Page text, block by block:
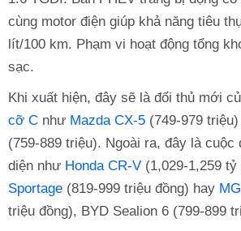
cùng motor điện giúp khả năng tiêu
lít/100 km. Phạm vi hoạt động tổng
sạc.
Khi xuất hiện, đây sẽ là đối thủ mới
cỡ C như Mazda CX-5 (749-979
(759-889 triệu). Ngoài ra, đây là cuộc
diện như Honda CR-V (1,029-1,259 tỷ
Sportage (819-999 triệu đồng) hay
triệu đồng), BYD Sealion 6 (799-899